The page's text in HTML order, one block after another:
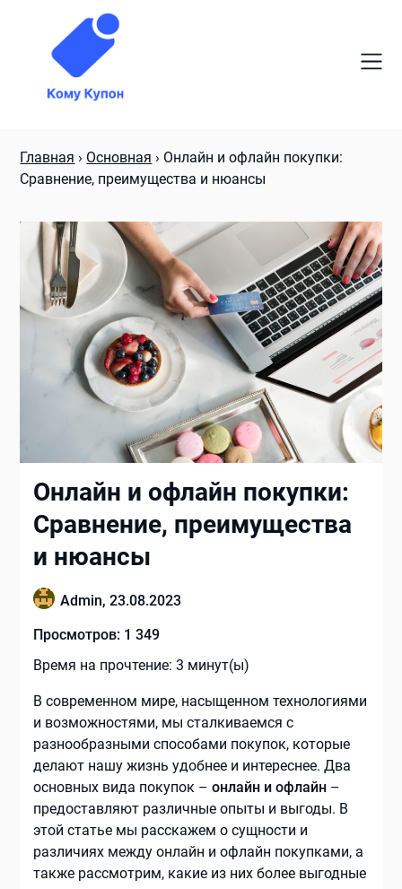
Главная › Основная › Онлайн и офлайн покупки:
Сравнение, преимущества и нюансы
Онлайн и офлайн покупки:
Сравнение, преимущества
и нюансы
Admin,23.08.2023
Просмотров: 1 349
Время на прочтение: 3 минут(ы)
В современном мире, насыщенном технологиями
и возможностями, мы сталкиваемся с
разнообразными способами покупок, которые
делают нашу жизнь удобнее и интереснее. Два
основных вида покупок –онлайн и офлайн –
предоставляют различные опыты и выгоды. В
этой статье мы расскажем о сущности и
различиях между онлайн и офлайн покупками, а
также рассмотрим, какие из них более выгодные